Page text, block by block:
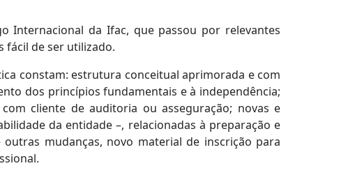
Internacional da Ifac, que passou por relevantes
fácil de ser utilizado.
constam: estrutura conceitual aprimorada e com
dos princípios fundamentais e à independência;
cliente de auditoria ou asseguração; novas e
da entidade –, relacionadas à preparação e
mudanças, novo material de inscrição para